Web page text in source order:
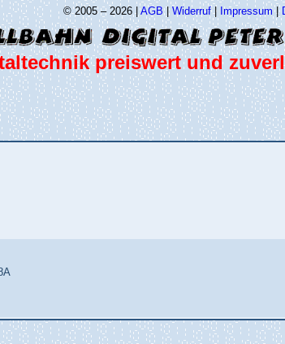
© 2005 – 2026 |AGB| Widerruf| Impressum |
preiswert und